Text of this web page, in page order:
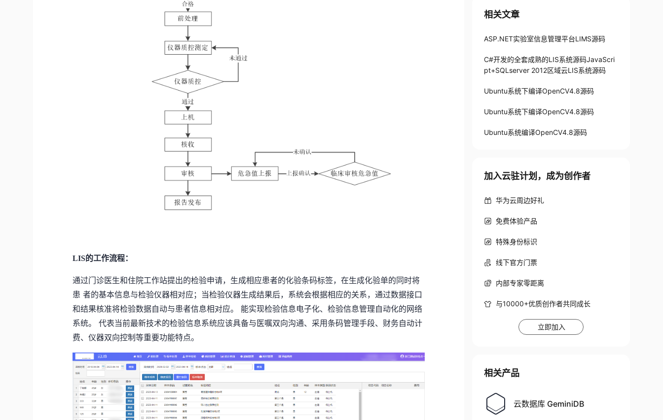
LIS的工作流程：
通过门诊医生和住院工作站提出的检验申请，生成相应患者的化验条码标签，在生成化验单的同时将
患 者的基本信息与检验仪器相对应；当检验仪器生成结果后，系统会根据相应的关系，通过数据接口
和结果核准将检验数据自动与患者信息相对应。
能实现检验信息电子化、检验信息管理自动化的网络
系统。
代表当前最新技术的检验信息系统应该具备与医嘱双向沟通、采用条码管理手段、财务自动计
费、仪器双向控制等重要功能特点。
相关文章
ASP.NET实验室信息管理平台LIMS源码
C#开发的全套成熟的LIS系统源码JavaScri
pt+SQLserver 2012区域云LIS系统源码
Ubuntu系统下编译OpenCV4.8源码
Ubuntu系统下编译OpenCV4.8源码
Ubuntu系统编译OpenCV4.8源码
加入云驻计划，成为创作者
华为云周边好礼
免费体验产品
特殊身份标识
线下官方门票
内部专家零距离
与10000+优质创作者共同成长
立即加入
相关产品
云数据库 GeminiDB